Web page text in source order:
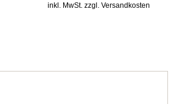
inkl. MwSt. zzgl. Versandkosten